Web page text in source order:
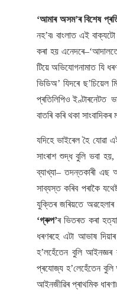
‘আমাৰ অসম’ৰ বিশেষ
নহ’ব৷ বাংলাত এই
কৰা হয়
টিয়ে অভিযোগনামাত যি
ভিডিঅ’ যিদৰে ছ’চিয়েল
প্ৰতিলিপিও ইণ্টাৰনেটত
বাতৰি কৰি থকা
যদিহে ভাইৰেল হৈ যোৱা
সাংৰাশ শুদ্ধ বুলি ভবা
ব্যাখ্যা– তদন্তকাৰী এছ
সাব্যস্ত কৰিব পৰাকৈ
যুক্তিৰ জৰিয়তে অৱহেলাৰ
‘গ্ৰুপ’ৰ ভিতৰত কৰা
ধৰণৰহে এটা আভাষ
হ’লহেঁতেন বুলি আইনজ্ঞৰ
প্ৰযোজ্য হ’লেহেঁতেন
আইনজীৱিৰ প্ৰাথমিক ধাৰণা৷